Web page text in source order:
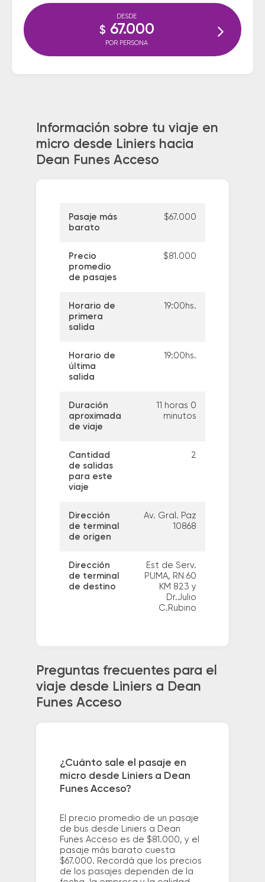
DESDE
$ 67.000
POR PERSONA
Información sobre tu viaje en
micro desde Liniers hacia
Dean Funes Acceso
Pasaje más
barato
$67.000
Precio
promedio
de pasajes
$81.000
Horario de
primera
salida
19:00hs.
Horario de
última
salida
19:00hs.
Duración
aproximada
de viaje
11 horas 0
minutos
Cantidad
de salidas
para este
viaje
2
Dirección
de terminal
de origen
Av. Gral. Paz
10868
Dirección
de terminal
de destino
Est de Serv.
PUMA, RN 60
KM 823 y
Dr.Julio
C.Rubino
Preguntas frecuentes para el
viaje desde Liniers a Dean
Funes Acceso
¿Cuánto sale el pasaje en
micro desde Liniers a Dean
Funes Acceso?
El precio promedio de un pasaje
de bus desde Liniers a Dean
Funes Acceso es de $81.000, y el
pasaje más barato cuesta
$67.000. Recordá que los precios
de los pasajes dependen de la